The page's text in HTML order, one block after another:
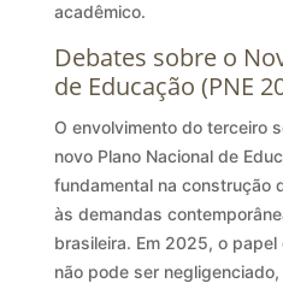
acadêmico.
Debates sobre o
de Educação (PNE
O envolvimento do terceiro
novo Plano Nacional de
fundamental na construção
às demandas
brasileira. Em 2025, o
não pode ser